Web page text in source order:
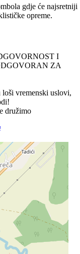
gdje će najsretniji
opreme.
I
ZA
vremenski uslovi,
družimo